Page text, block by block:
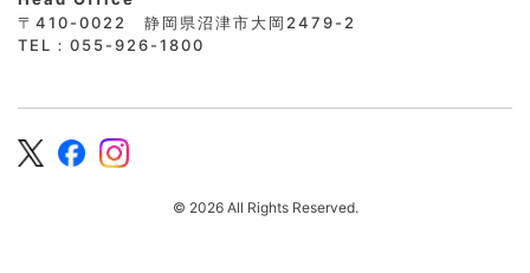
〒410-0022 静岡県沼津市大岡2479-2
TEL：055-926-1800
© 2026 All Rights Reserved.